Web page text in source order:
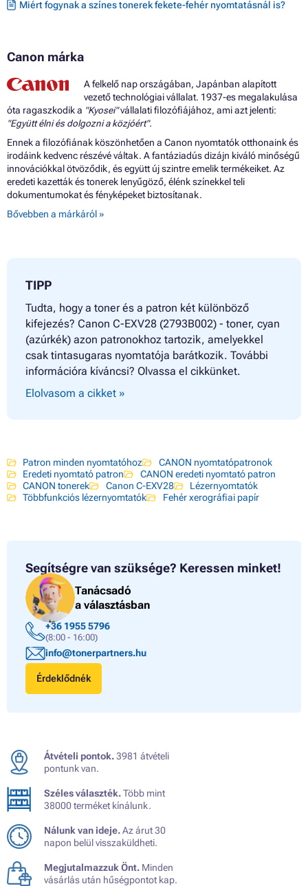
Miért fogynak a színes tonerek fekete-fehér nyomtatásnál is?
Canon márka
A felkelő nap országában, Japánban alapított
vezető technológiai vállalat. 1937-es megalakulása
óta ragaszkodik a "Kyosei"vállalati filozófiájához, ami azt jelenti:
"Együtt élni és dolgozni a közjóért".
Ennek a filozófiának köszönhetően a Canon nyomtatók otthonaink és
irodáink kedvenc részévé váltak. A fantáziadús dizájn kiváló minőségű
innovációkkal ötvöződik, és együtt új szintre emelik termékeiket. Az
eredeti kazetták és tonerek lenyűgöző, élénk színekkel teli
dokumentumokat és fényképeket biztosítanak.
Bővebben a márkáról »
TIPP
Tudta, hogy a toner és a patron két különböző
kifejezés? Canon C-EXV28 (2793B002) - toner, cyan
(azúrkék) azon patronokhoz tartozik, amelyekkel
csak tintasugaras nyomtatója barátkozik. További
információra kíváncsi? Olvassa el cikkünket.
Elolvasom a cikket »
Patron minden nyomtatóhoz
CANON nyomtatópatronok
Eredeti nyomtató patron
CANON eredeti nyomtató patron
CANON tonerek
Canon C-EXV28
Lézernyomtatók
Többfunkciós lézernyomtatók
Fehér xerográfiai papír
Segítségre van szüksége? Keressen minket!
Tanácsadó
a választásban
+36 1955 5796
(8:00 - 16:00)
info@tonerpartners.hu
Érdeklődnék
Átvételi pontok.3981 átvételi
pontunk van.
Széles választék.Több mint
38000 terméket kínálunk.
Nálunk van ideje.Az árut 30
napon belül visszaküldheti.
Megjutalmazzuk Önt. Minden
vásárlás után hűségpontot kap.